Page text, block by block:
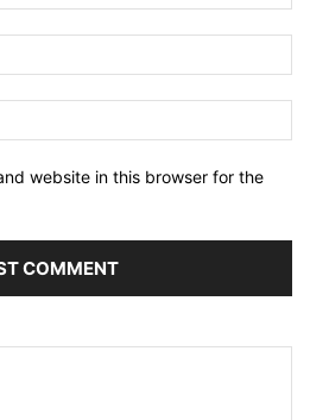
website in this browser for the